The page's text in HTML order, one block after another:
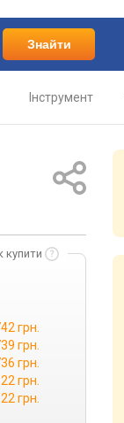
Знайти
Інструмент
купити
грн.
грн.
грн.
грн.
грн.